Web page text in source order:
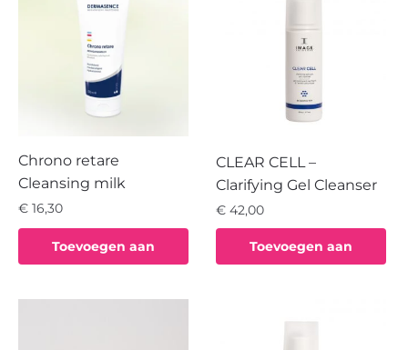
Chrono retare
Cleansing milk
€ 16,30
Toevoegen aan
CLEAR CELL –
Clarifying Gel Cleanser
€ 42,00
Toevoegen aan